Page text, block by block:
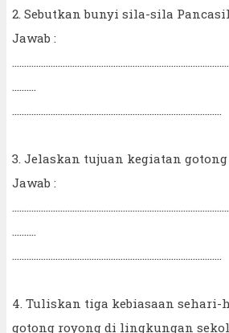
2. Sebutkan bunyi sila-sila
Jawab :
3. Jelaskan tujuan kegiatan
Jawab :
4. Tuliskan tiga kebiasaan sehari-
gotong royong di lingkungan